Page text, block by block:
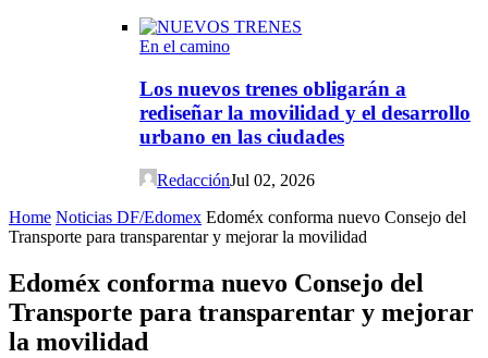
En el camino
Los nuevos trenes obligarán a
rediseñar la movilidad y el desarrollo
urbano en las ciudades
RedacciónJul 02, 2026
Home Noticias DF/Edomex Edoméx conforma nuevo Consejo del
Transporte para transparentar y mejorar la movilidad
Edoméx conforma nuevo Consejo del
Transporte para transparentar y mejorar
la movilidad